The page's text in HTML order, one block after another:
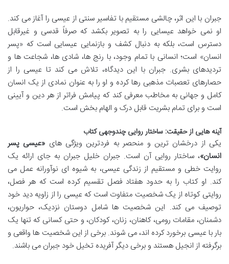
جبران با این اثر، چالشی مستقیم با تفاسیر سنتی از عیسی را آغاز می کند.
او نمی خواهد عیسایی را به تصویر بکشد که صرفاً قدسی و غیرقابل
دسترس است، بلکه به دنبال کشف و بازنمایی عیسایی است که «پسر
انسان» است؛ انسانی با تمام وجود، با رنج ها، شادی ها، شجاعت ها و
تردیدهای بشری. جبران با این دیدگاه، تلاش می کند تا عیسی را از
حصارهای تعصبات مذهبی رها کرده و او را به عنوان نمادی از یک انسان
کامل و جهانی به مخاطب معرفی کند که پیامش فراتر از هر دین و آیینی
است و برای تمام بشریت قابل درک و الهام بخش است.
آینه هایی از حقیقت: ساختار روایی چندوجهی کتاب
یکی از درخشان ترین و منحصر به فردترین ویژگی های «عیسی پسر
انسان»، ساختار روایی آن است. جبران خلیل جبران به جای ارائه یک
روایت خطی و مستقیم از زندگی عیسی، به شیوه ای نوآورانه عمل می
کند. او کتاب را به حدود هفتاد فصل تقسیم کرده است که هر فصل،
روایتی کوتاه از یک شخصیت متفاوت است که عیسی را از زاویه دید خود
توصیف می کند. این شخصیت ها شامل دوستان نزدیک، حواریون،
دشمنان، مقامات رومی، کاهنان، زنان، کودکان، و حتی کسانی که تنها یک
بار با عیسی برخورد کرده اند، می شوند. برخی از این شخصیت ها واقعی و
برگرفته از انجیل هستند و برخی دیگر آفریده تخیل خود جبران می باشند.